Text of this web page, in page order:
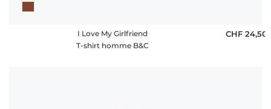
I Love My Girlfriend
T-shirt homme B&C
CHF 24,50